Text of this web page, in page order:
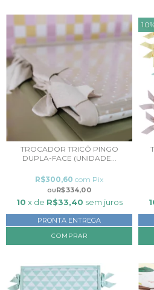
TROCADOR TRICÔ PINGO
DUPLA-FACE (UNIDADE...
R$334,00
R$300,60 com Pix
10 x de R$33,40 sem juros
PRONTA ENTREGA
COMPRAR
10